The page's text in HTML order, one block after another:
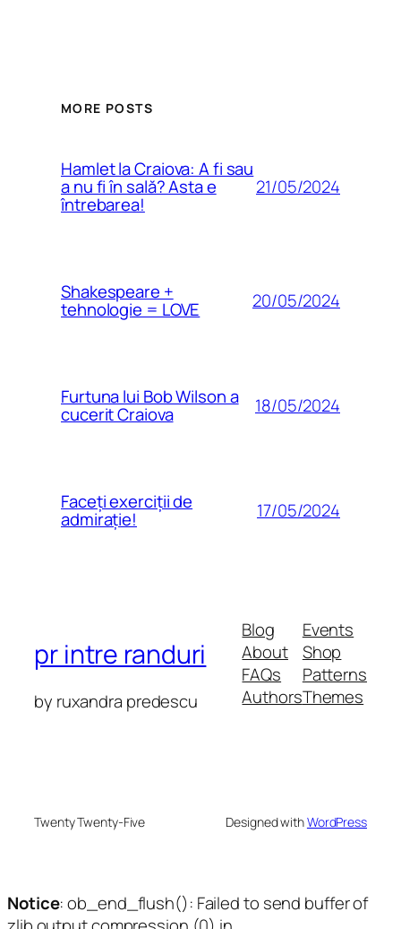
MORE POSTS
Hamlet la Craiova: A fi sau
a nu fi în sală? Asta e
întrebarea!
21/05/2024
Shakespeare +
tehnologie = LOVE 20/05/2024
Furtuna lui Bob Wilson a
cucerit Craiova 18/05/2024
Faceți exerciții de
admirație! 17/05/2024
pr intre randuri
by ruxandra predescu
Blog
About
FAQs
Authors
Events
Shop
Patterns
Themes
Twenty Twenty-Five Designed withWordPress
Notice: ob_end_flush(): Failed to send buffer of